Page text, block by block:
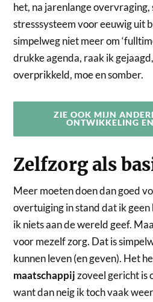
het, na jarenlange overvraging,
stresssysteem voor eeuwig uit
simpelweg niet meer om
drukke agenda, raak ik gejaagd,
overprikkeld, moe en somber.
ZIE OOK MIJN
ONTWIKKELING
Zelfzorg als
Meer moeten doen dan goed
overtuiging in stand dat ik
ik niets aan de wereld geef.
voor mezelf zorg. Dat is
kunnen leven (en geven). Het
maatschappijzoveel gericht is
want dan neig ik toch vaak